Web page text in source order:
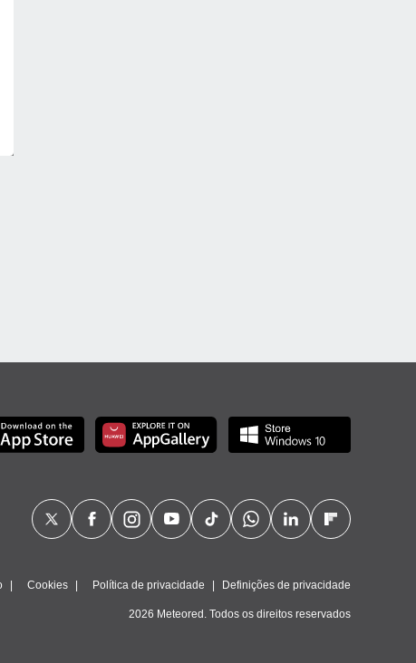
Cookies Política de privacidade Definições de privacidade
2026 Meteored. Todos os direitos reservados